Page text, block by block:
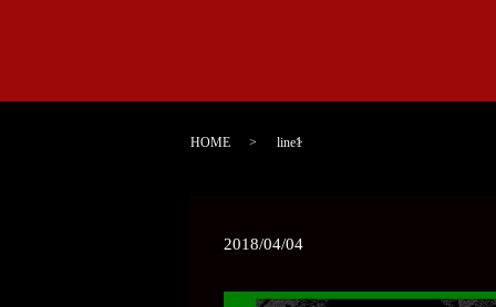
HOME line1
2018/04/04